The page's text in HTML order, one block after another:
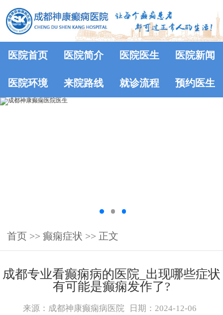
医院首页 医院简介 医院医生 医院新闻
医院环境 来院路线 就诊流程 预约医生
首页 >> 癫痫症状 >> 正文
成都专业看癫痫病的医院_出现哪些症状
有可能是癫痫发作了?
来源：成都神康癫痫病医院 日期：2024-12-06